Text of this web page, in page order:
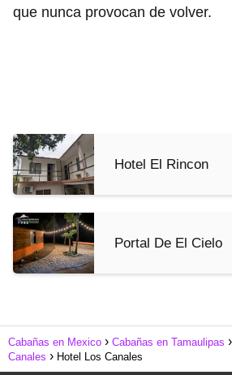
que nunca provocan de volver.
Hotel El Rincon
Portal De El Cielo
Cabañas en Mexico Cabañas en Tamaulipas
Canales
Hotel Los Canales